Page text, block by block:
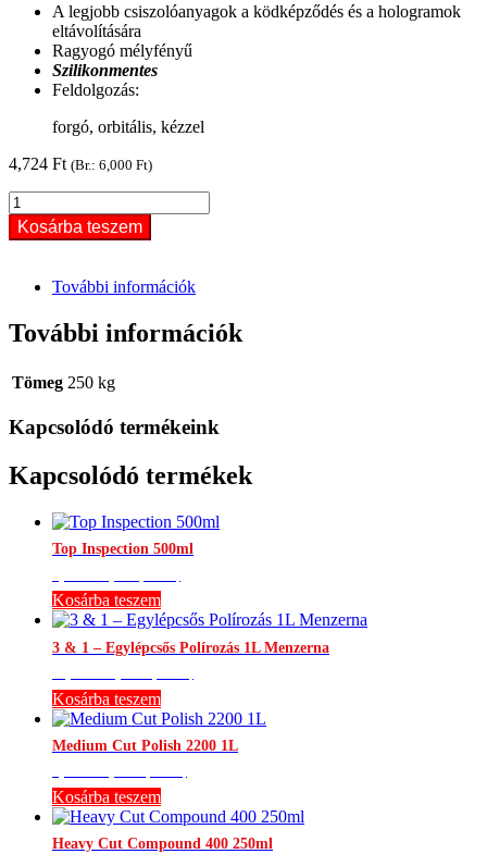
A legjobb csiszolóanyagok a ködképződés és a hologramok
eltávolítására
Ragyogó mélyfényű
Szilikonmentes
Feldolgozás:
forgó, orbitális, kézzel
4,724 Ft (Br.: 6,000 Ft)
Super
Finish
3500
mennyiség
Kosárba teszem
További információk
További információk
Tömeg 250 kg
Kapcsolódó termékeink
Kapcsolódó termékek
Top Inspection 500ml
Kosárba teszem
3 & 1 – Egylépcsős Polírozás 1L Menzerna
Kosárba teszem
Medium Cut Polish 2200 1L
Kosárba teszem
Heavy Cut Compound 400 250ml